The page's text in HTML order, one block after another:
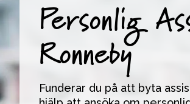
Personlig
Ronneby
Funderar du på att byta